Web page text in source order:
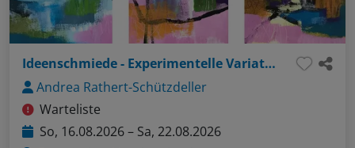
Ideenschmiede - Experimentelle Variationen
Andrea Rathert-Schützdeller
Warteliste
So, 16.08.2026 – Sa, 22.08.2026